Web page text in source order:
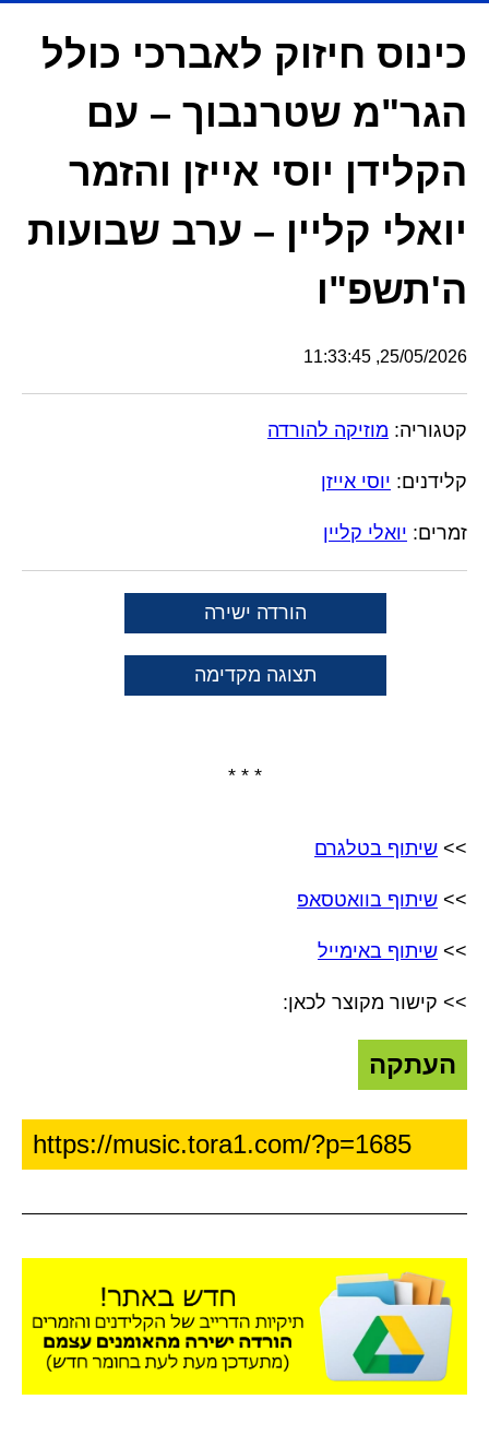
כינוס חיזוק לאברכי כולל
הגר"מ שטרנבוך – עם
הקלידן יוסי אייזן והזמר
יואלי קליין – ערב שבועות
ה'תשפ"ו
25/05/2026, 11:33:45
קטגוריה: מוזיקה להורדה
קלידנים: יוסי אייזן
זמרים: יואלי קליין
הורדה ישירה
תצוגה מקדימה
* * *
>> שיתוף בטלגרם
>> שיתוף בוואטסאפ
>> שיתוף באימייל
>> קישור מקוצר לכאן:
העתקה